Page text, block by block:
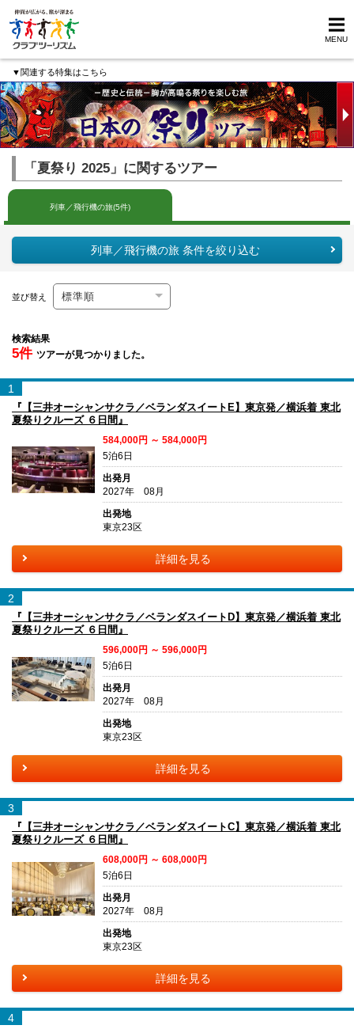
MENU
▼関連する特集はこちら
「夏祭り 2025」に関するツアー
列車／飛行機の旅(5件)
列車／飛行機の旅 条件を絞り込む
並び替え
検索結果
5件 ツアーが見つかりました。
1
『【三井オーシャンサクラ／ベランダスイートE】東京発／横浜着 東北
夏祭りクルーズ ６日間』
584,000円 ～ 584,000円
5泊6日
出発月
2027年 08月
出発地
東京23区
詳細を見る
2
『【三井オーシャンサクラ／ベランダスイートD】東京発／横浜着 東北
夏祭りクルーズ ６日間』
596,000円 ～ 596,000円
5泊6日
出発月
2027年 08月
出発地
東京23区
詳細を見る
3
『【三井オーシャンサクラ／ベランダスイートC】東京発／横浜着 東北
夏祭りクルーズ ６日間』
608,000円 ～ 608,000円
5泊6日
出発月
2027年 08月
出発地
東京23区
詳細を見る
4